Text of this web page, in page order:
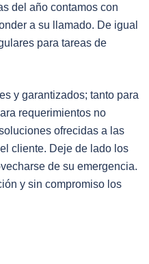
del año contamos con
a su llamado. De igual
para tareas de
y garantizados; tanto para
requerimientos no
ofrecidas a las
cliente. Deje de lado los
de su emergencia.
y sin compromiso los